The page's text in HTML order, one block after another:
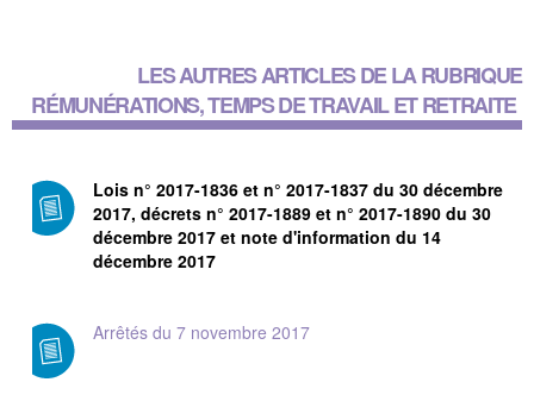
LES AUTRES ARTICLES DE LA RUBRIQUE
RÉMUNÉRATIONS, TEMPS DE TRAVAIL ET RETRAITE
Lois n° 2017-1836 et n° 2017-1837 du 30 décembre
2017, décrets n° 2017-1889 et n° 2017-1890 du 30
décembre 2017 et note d'information du 14
décembre 2017
Arrêtés du 7 novembre 2017